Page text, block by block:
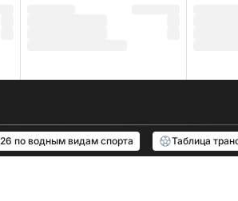
по водным видам спорта Таблица